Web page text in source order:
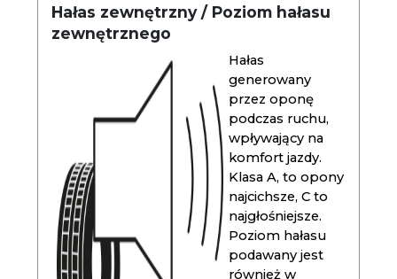
Hałas zewnętrzny / Poziom hałasu
zewnętrznego
Hałas
generowany
przez oponę
podczas ruchu,
wpływający na
komfort jazdy.
Klasa A, to opony
najcichsze, C to
najgłośniejsze.
Poziom hałasu
podawany jest
również w